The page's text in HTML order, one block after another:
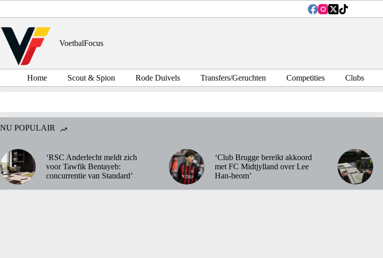
inhoud
VoetbalFocus
Home Scout & Spion Rode Duivels Transfers/Geruchten Competities Clubs
NU POPULAIR
‘RSC Anderlecht meldt zich
voor Tawfik Bentayeb:
concurrentie van Standard’
‘Club Brugge bereikt akkoord
met FC Midtjylland over Lee
Han-beom’